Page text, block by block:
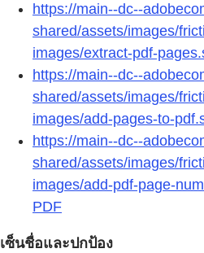
https://main--dc--
shared/assets/images/
images/extract-pdf-
https://main--dc--
shared/assets/images/
images/add-pages-to-
https://main--dc--
shared/assets/images/
images/add-pdf-page-
PDF
เซ็นชื่อและปกป้อง